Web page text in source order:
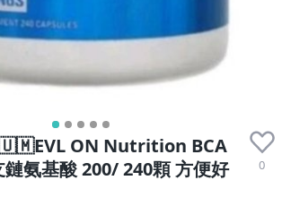
🇺🇲EVL ON Nutrition BCA
氨基酸 200/ 240顆 方便好
0